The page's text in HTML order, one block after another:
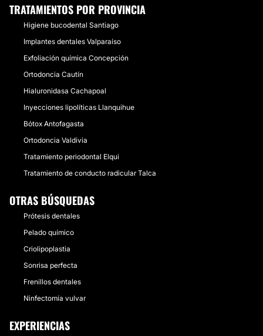
TRATAMIENTOS POR PROVINCIA
Higiene bucodental Santiago
Implantes dentales Valparaíso
Exfoliación química Concepción
Ortodoncia Cautín
Hialuronidasa Cachapoal
Inyecciones lipolíticas Llanquihue
Bótox Antofagasta
Ortodoncia Valdivia
Tratamiento periodontal Elqui
Tratamiento de conducto radicular Talca
OTRAS BÚSQUEDAS
Prótesis dentales
Pelado químico
Criolipoplastia
Sonrisa perfecta
Frenillos dentales
Ninfectomía vulvar
EXPERIENCIAS